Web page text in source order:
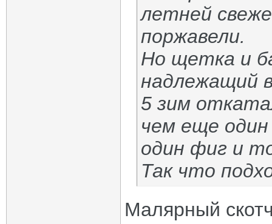
летней
поржавели.
Но щетка и
надлежащий
5 зим
чем еще
один фиг и
Так что
Малярный